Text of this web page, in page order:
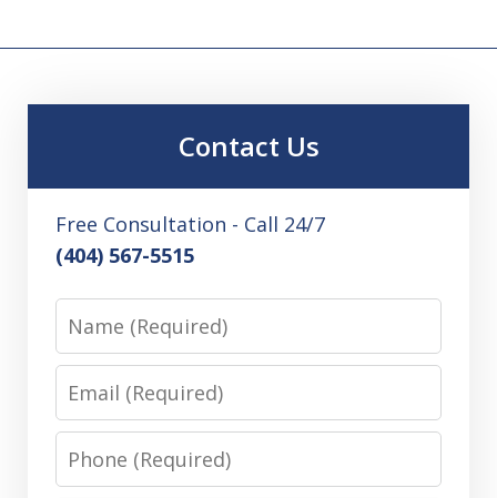
Contact Us
Free Consultation - Call 24/7
(404) 567-5515
Name
Email
Phone